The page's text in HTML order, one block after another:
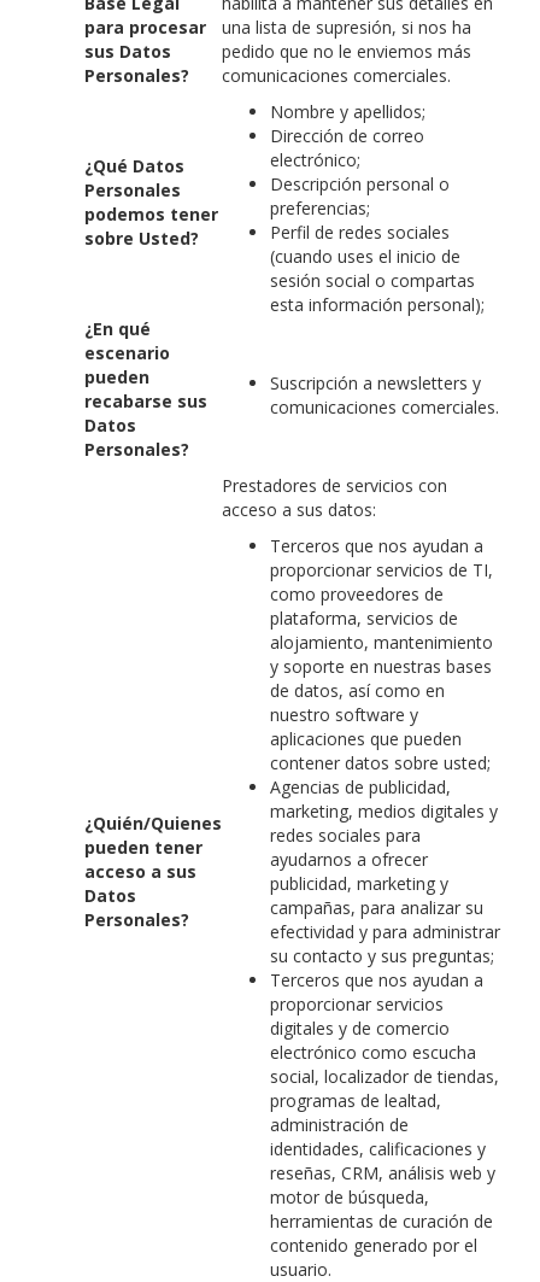
para procesar
sus Datos
Personales?
una lista de supresión, si nos ha
pedido que no le enviemos más
comunicaciones comerciales.
¿Qué Datos
Personales
podemos tener
sobre Usted?
Nombre y apellidos;
Dirección de correo
electrónico;
Descripción personal o
preferencias;
Perfil de redes sociales
(cuando uses el inicio de
sesión social o compartas
esta información personal);
¿En qué
escenario
pueden
recabarse sus
Datos
Personales?
Suscripción a newsletters y
comunicaciones comerciales.
¿Quién/Quienes
pueden tener
acceso a sus
Datos
Personales?
Prestadores de servicios con
acceso a sus datos:
Terceros que nos ayudan a
proporcionar servicios de TI,
como proveedores de
plataforma, servicios de
alojamiento, mantenimiento
y soporte en nuestras bases
de datos, así como en
nuestro software y
aplicaciones que pueden
contener datos sobre usted;
Agencias de publicidad,
marketing, medios digitales y
redes sociales para
ayudarnos a ofrecer
publicidad, marketing y
campañas, para analizar su
efectividad y para administrar
su contacto y sus preguntas;
Terceros que nos ayudan a
proporcionar servicios
digitales y de comercio
electrónico como escucha
social, localizador de tiendas,
programas de lealtad,
administración de
identidades, calificaciones y
reseñas, CRM, análisis web y
motor de búsqueda,
herramientas de curación de
contenido generado por el
usuario.